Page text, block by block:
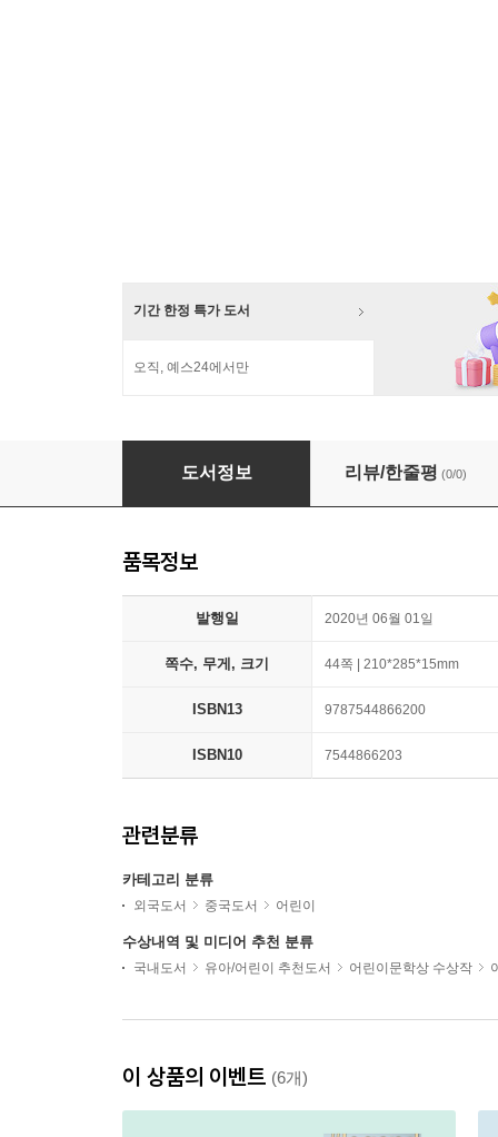
기간 한정 특가 도서
오직, 예스24에서만
奇怪的客人 이상한 손님 : 백희나
도서정보 리뷰/한줄평 (0/0)
품목정보
발행일 2020년 06월 01일
쪽수, 무게, 크기 44쪽 | 210*285*15mm
ISBN13 9787544866200
ISBN10 7544866203
관련분류
카테고리 분류
외국도서 중국도서 어린이
수상내역 및 미디어 추천 분류
국내도서 유아/어린이 추천도서 어린이문학상 수상작
이 상품의 이벤트 (6개)